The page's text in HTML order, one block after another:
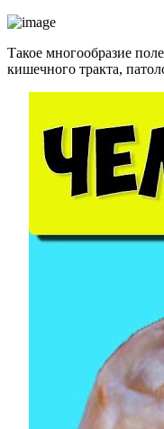
Такое многообразие
кишечного тракта,